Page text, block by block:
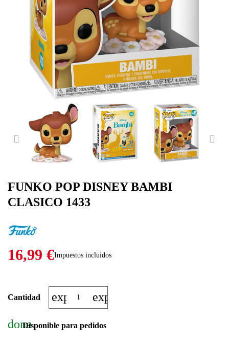
FUNKO POP DISNEY BAMBI
CLASICO 1433
PREVIOUS
16,99 €Impuestos incluidos
Cantidad expand_moreexpand_less
doneDisponible para pedidos